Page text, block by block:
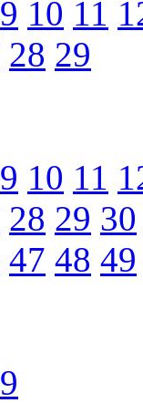
9 10 11
28 29
9 10 11
28 29 30
47 48 49
9